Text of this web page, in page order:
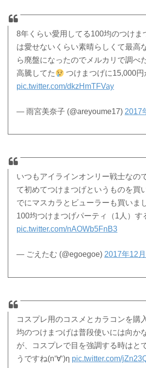
8年くらい愛用してる100均のつけま
は愛せないくらい素晴らしくて最高
ら廃盤になったのでメルカリで調べ
高騰してた
つけまつげに15,000
pic.twitter.com/dkzHmTFVay
— 雨宮美奈子 (@areyoume17) 2017
いつもアイラインオンリー戦士なの
て初めてつけまつげというものを買
でにマスカラとビューラーも買いま
100均つけまつげパーティ（1人）す
pic.twitter.com/nAOWb5FnB3
— ごえたむ (@egoegoe) 2017年12
コスプレ用のコスメとカラコンを購
均のつけまつげは普段使いには向か
が、コスプレで目を強調する時はと
うですね(n‘∀‘)η pic.twitter.com/